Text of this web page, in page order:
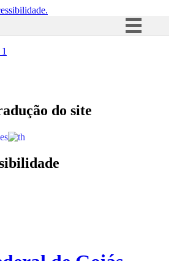
Acesso à informação
1
do site